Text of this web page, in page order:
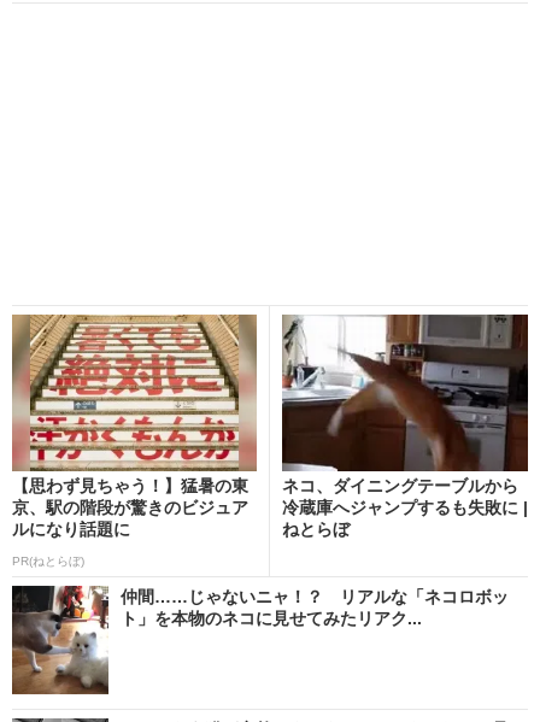
【思わず見ちゃう！】猛暑の東
京、駅の階段が驚きのビジュア
ルになり話題に
PR(ねとらぼ)
ネコ、ダイニングテーブルから
冷蔵庫へジャンプするも失敗に |
ねとらぼ
仲間……じゃないニャ！？ リアルな「ネコロボッ
ト」を本物のネコに見せてみたリアク...